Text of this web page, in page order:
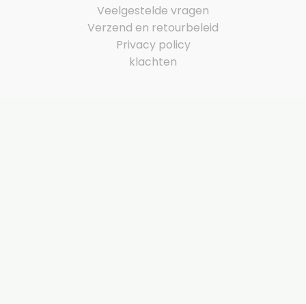
Veelgestelde vragen
Verzend en retourbeleid
Privacy policy
klachten